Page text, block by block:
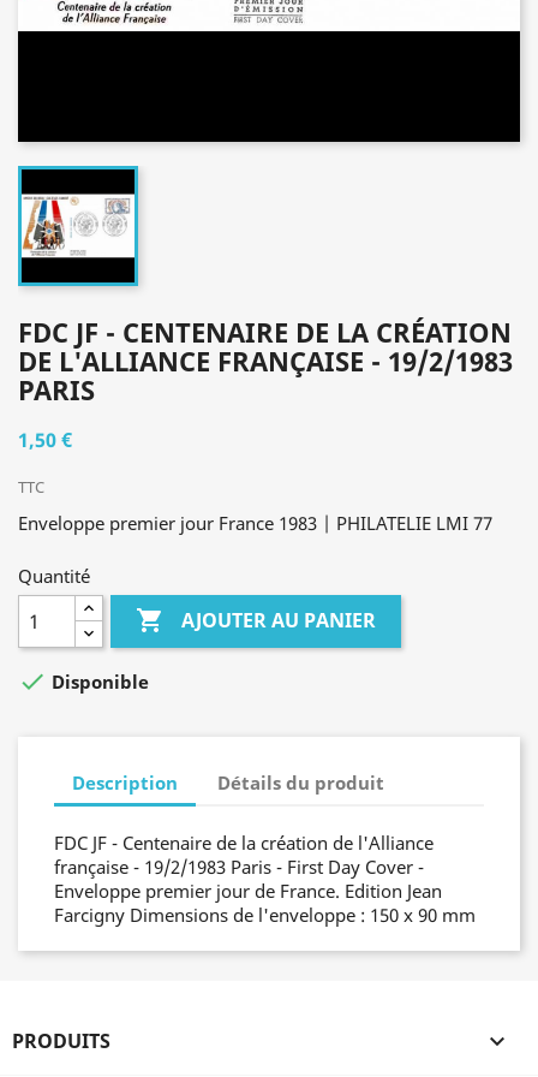
FDC JF - CENTENAIRE DE LA CRÉATION
DE L'ALLIANCE FRANÇAISE - 19/2/1983
PARIS
1,50 €
TTC
Enveloppe premier jour France 1983 | PHILATELIE LMI 77
Quantité
 AJOUTER AU PANIER
 Disponible
Description Détails du produit
FDC JF - Centenaire de la création de l'Alliance
française - 19/2/1983 Paris - First Day Cover -
Enveloppe premier jour de France. Edition Jean
Farcigny Dimensions de l'enveloppe : 150 x 90 mm
PRODUITS 